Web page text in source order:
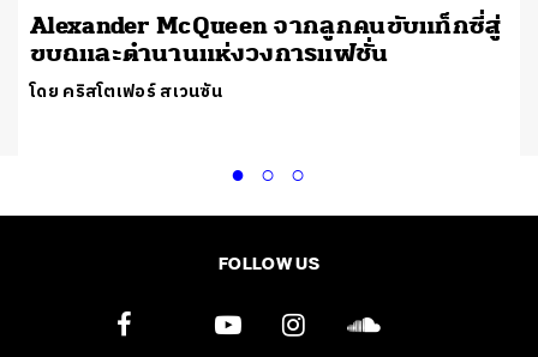
Alexander McQueen จากลูกคนขับแท็กซี่สู่
ขบถและตำนานแห่งวงการแฟชั่น
โดย คริสโตเฟอร์ สเวนซัน
FOLLOW US